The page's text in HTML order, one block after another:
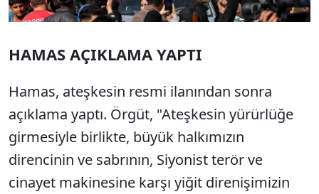
HAMAS AÇIKLAMA YAPTI
Hamas, ateşkesin resmi ilanından sonra
açıklama yaptı. Örgüt, "Ateşkesin yürürlüğe
girmesiyle birlikte, büyük halkımızın
direncinin ve sabrının, Siyonist terör ve
cinayet makinesine karşı yiğit direnişimizin